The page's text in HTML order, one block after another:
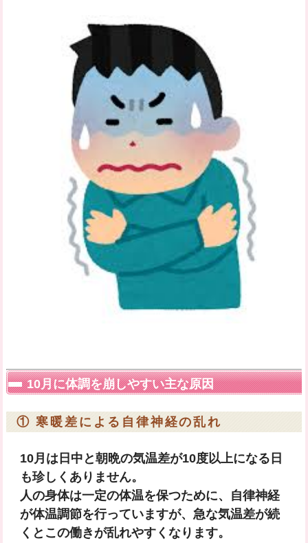
10月に体調を崩しやすい主な原因
① 寒暖差による自律神経の乱れ
10月は日中と朝晩の気温差が10度以上になる日
も珍しくありません。
人の身体は一定の体温を保つために、自律神経
が体温調節を行っていますが、急な気温差が続
くとこの働きが乱れやすくなります。